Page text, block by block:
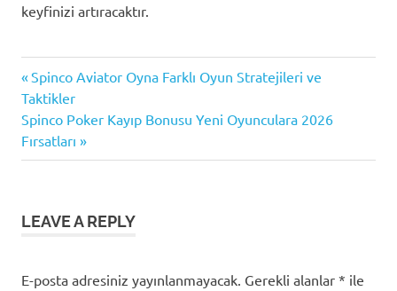
keyfinizi artıracaktır.
Bahis
Platformları
Güvenli
para
yatırma
işlem
Yazı
gezinmesi
Previous
Post:
Spinco Aviator Oyna Farklı Oyun Stratejileri ve
Taktikler
Next
Post:
Spinco Poker Kayıp Bonusu Yeni Oyunculara 2026
Fırsatları
LEAVE A REPLY
E-posta adresiniz yayınlanmayacak. Gerekli alanlar * ile